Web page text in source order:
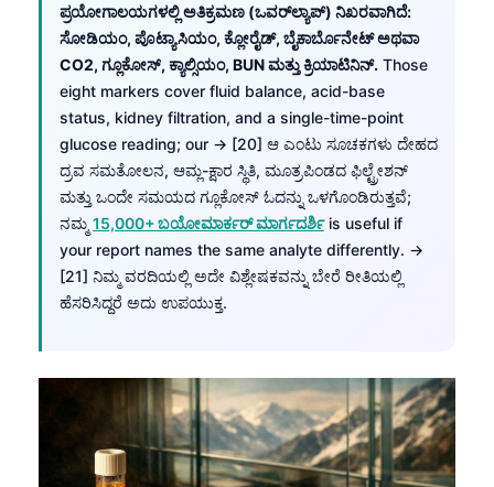
ಪ್ರಯೋಗಾಲಯಗಳಲ್ಲಿ ಅತಿಕ್ರಮಣ (ಒವರ್‌ಲ್ಯಾಪ್) ನಿಖರವಾಗಿದೆ:
ಸೋಡಿಯಂ, ಪೊಟ್ಯಾಸಿಯಂ, ಕ್ಲೋರೈಡ್, ಬೈಕಾರ್ಬೊನೇಟ್ ಅಥವಾ
CO2, ಗ್ಲೂಕೋಸ್, ಕ್ಯಾಲ್ಸಿಯಂ, BUN ಮತ್ತು ಕ್ರಿಯಾಟಿನಿನ್. Those
eight markers cover fluid balance, acid-base
status, kidney filtration, and a single-time-point
glucose reading; our → [20] ಆ ಎಂಟು ಸೂಚಕಗಳು ದೇಹದ
ದ್ರವ ಸಮತೋಲನ, ಆಮ್ಲ-ಕ್ಷಾರ ಸ್ಥಿತಿ, ಮೂತ್ರಪಿಂಡದ ಫಿಲ್ಟ್ರೇಶನ್
ಮತ್ತು ಒಂದೇ ಸಮಯದ ಗ್ಲೂಕೋಸ್ ಓದನ್ನು ಒಳಗೊಂಡಿರುತ್ತವೆ;
ನಮ್ಮ 15,000+ ಬಯೋಮಾರ್ಕರ್ ಮಾರ್ಗದರ್ಶಿis useful if
your report names the same analyte differently. →
[21] ನಿಮ್ಮ ವರದಿಯಲ್ಲಿ ಅದೇ ವಿಶ್ಲೇಷಕವನ್ನು ಬೇರೆ ರೀತಿಯಲ್ಲಿ
ಹೆಸರಿಸಿದ್ದರೆ ಅದು ಉಪಯುಕ್ತ.